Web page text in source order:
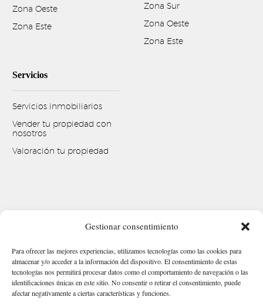
Gestionar consentimiento
Para ofrecer las mejores experiencias, utilizamos tecnologías como las cookies para
almacenar y/o acceder a la información del dispositivo. El consentimiento de estas
tecnologías nos permitirá procesar datos como el comportamiento de navegación o las
identificaciones únicas en este sitio. No consentir o retirar el consentimiento, puede
afectar negativamente a ciertas características y funciones.
Zona Oeste
Zona Este
Zona Sur
Zona Oeste
Zona Este
Servicios
Servicios inmobiliarios
Vender tu propiedad con
nosotros
Valoración tu propiedad
Aviso legal Política de Privacidad